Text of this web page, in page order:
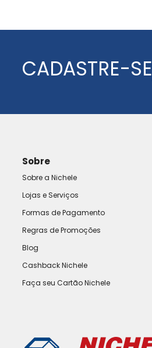
CADASTRE-SE
Sobre
Sobre a Nichele
Lojas e Serviços
Formas de Pagamento
Regras de Promoções
Blog
Cashback Nichele
Faça seu Cartão Nichele